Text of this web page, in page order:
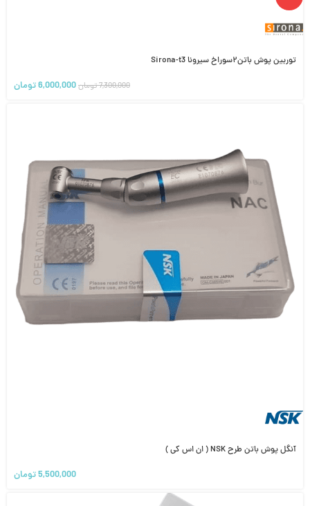
توربین پوش باتن۲سوراخ سیرونا Sirona-t3
7,300,000تومان6,000,000تومان
آنگل پوش باتن طرح NSK ( ان اس کی )
5,500,000تومان